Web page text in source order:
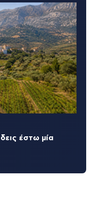
έστω μία